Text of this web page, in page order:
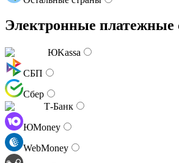
Электронные платежные
ЮKassa
СБП
Сбер
Т-Банк
ЮMoney
WebMoney